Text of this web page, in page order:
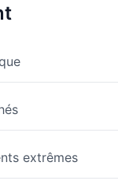
extrêmes